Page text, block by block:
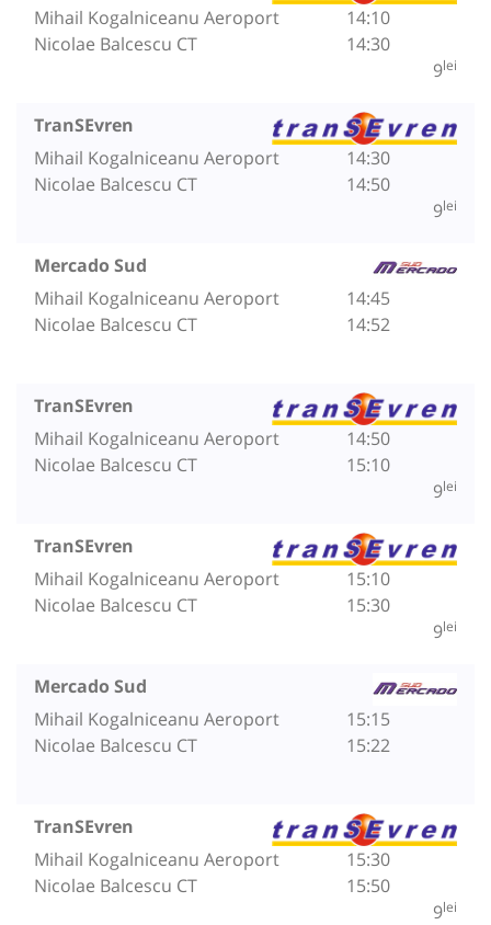
Mihail Kogalniceanu Aeroport
Nicolae Balcescu CT
14:10
14:30
9lei
TranSEvren
Mihail Kogalniceanu Aeroport
Nicolae Balcescu CT
14:30
14:50
9lei
Mercado Sud
Mihail Kogalniceanu Aeroport
Nicolae Balcescu CT
14:45
14:52
TranSEvren
Mihail Kogalniceanu Aeroport
Nicolae Balcescu CT
14:50
15:10
9lei
TranSEvren
Mihail Kogalniceanu Aeroport
Nicolae Balcescu CT
15:10
15:30
9lei
Mercado Sud
Mihail Kogalniceanu Aeroport
Nicolae Balcescu CT
15:15
15:22
TranSEvren
Mihail Kogalniceanu Aeroport
Nicolae Balcescu CT
15:30
15:50
9lei